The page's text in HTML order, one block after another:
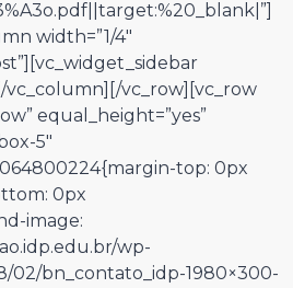
width=”1/4″
vc_column][/vc_row][vc_row
equal_height=”yes”
5″
top: 0px
0px
image:
wp-
02/bn_contato_idp-1980×300-